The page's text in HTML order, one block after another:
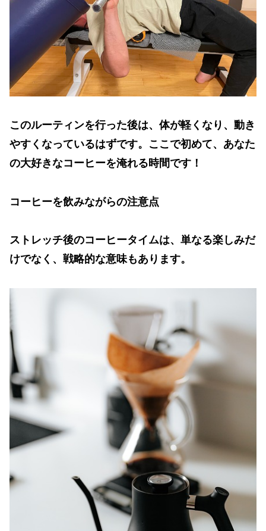
このルーティンを行った後は、体が軽くなり、動き
やすくなっているはずです。ここで初めて、あなた
の大好きなコーヒーを淹れる時間です！
コーヒーを飲みながらの注意点
ストレッチ後のコーヒータイムは、単なる楽しみだ
けでなく、戦略的な意味もあります。